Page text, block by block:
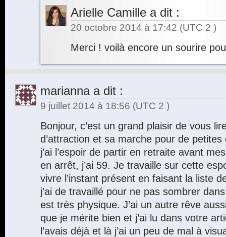
Arielle Camille a dit :
20 octobre 2014 à 17:42 (UTC 2 )
Merci ! voilà encore un sourire
mariannaa dit :
9 juillet 2014 à 18:56 (UTC 2 )
Bonjour, c’est un grand plaisir de vous
d’attraction et sa marche pour de
j’ai l’espoir de partir en retraite avant
en arrêt, j’ai 59. Je travaille sur cette
vivre l’instant présent en faisant la liste
j’ai de travaillé pour ne pas sombrer
est très physique. J’ai un autre rêve
que je mérite bien et j’ai lu dans votre
l’avais déjà et là j’ai un peu de mal à